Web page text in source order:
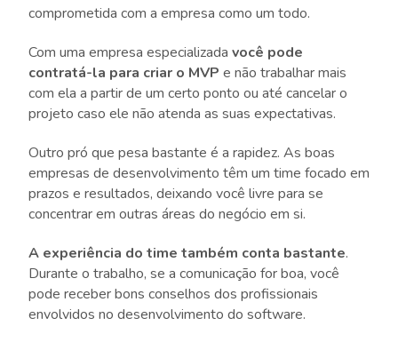
comprometida com a empresa como um todo.
Com uma empresa especializada você pode
contratá-la para criar o MVP e não trabalhar mais
com ela a partir de um certo ponto ou até cancelar o
projeto caso ele não atenda as suas expectativas.
Outro pró que pesa bastante é a rapidez. As boas
empresas de desenvolvimento têm um time focado em
prazos e resultados, deixando você livre para se
concentrar em outras áreas do negócio em si.
A experiência do time também conta bastante.
Durante o trabalho, se a comunicação for boa, você
pode receber bons conselhos dos profissionais
envolvidos no desenvolvimento do software.